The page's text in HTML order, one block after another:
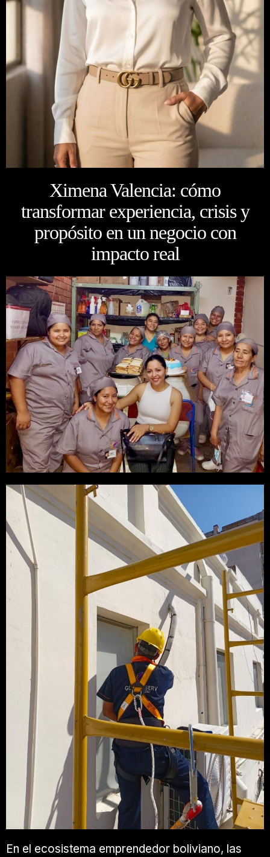
Ximena Valencia: cómo
transformar experiencia, crisis y
propósito en un negocio con
impacto real
En el ecosistema emprendedor boliviano, las